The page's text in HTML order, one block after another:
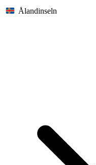
Ålandinseln